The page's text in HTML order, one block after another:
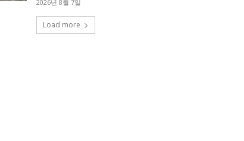
2026년 8월 7일
Load more